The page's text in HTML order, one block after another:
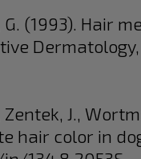
G. (1993).
J.,
hair color in